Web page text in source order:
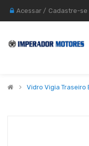
Acessar / Cadastre-se
Vidro Vigia Traseiro